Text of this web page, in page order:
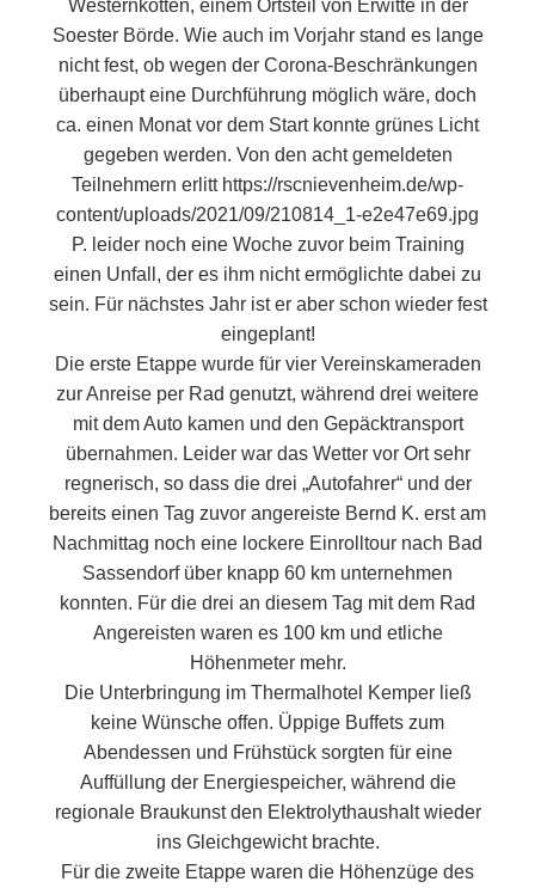
Westernkotten, einem Ortsteil von Erwitte in der
Soester Börde. Wie auch im Vorjahr stand es lange
nicht fest, ob wegen der Corona-Beschränkungen
überhaupt eine Durchführung möglich wäre, doch
ca. einen Monat vor dem Start konnte grünes Licht
gegeben werden. Von den acht gemeldeten
Teilnehmern erlitt https://rscnievenheim.de/wp-
content/uploads/2021/09/210814_1-e2e47e69.jpg
P. leider noch eine Woche zuvor beim Training
einen Unfall, der es ihm nicht ermöglichte dabei zu
sein. Für nächstes Jahr ist er aber schon wieder fest
eingeplant!
Die erste Etappe wurde für vier Vereinskameraden
zur Anreise per Rad genutzt, während drei weitere
mit dem Auto kamen und den Gepäcktransport
übernahmen. Leider war das Wetter vor Ort sehr
regnerisch, so dass die drei „Autofahrer“ und der
bereits einen Tag zuvor angereiste Bernd K. erst am
Nachmittag noch eine lockere Einrolltour nach Bad
Sassendorf über knapp 60 km unternehmen
konnten. Für die drei an diesem Tag mit dem Rad
Angereisten waren es 100 km und etliche
Höhenmeter mehr.
Die Unterbringung im Thermalhotel Kemper ließ
keine Wünsche offen. Üppige Buffets zum
Abendessen und Frühstück sorgten für eine
Auffüllung der Energiespeicher, während die
regionale Braukunst den Elektrolythaushalt wieder
ins Gleichgewicht brachte.
Für die zweite Etappe waren die Höhenzüge des